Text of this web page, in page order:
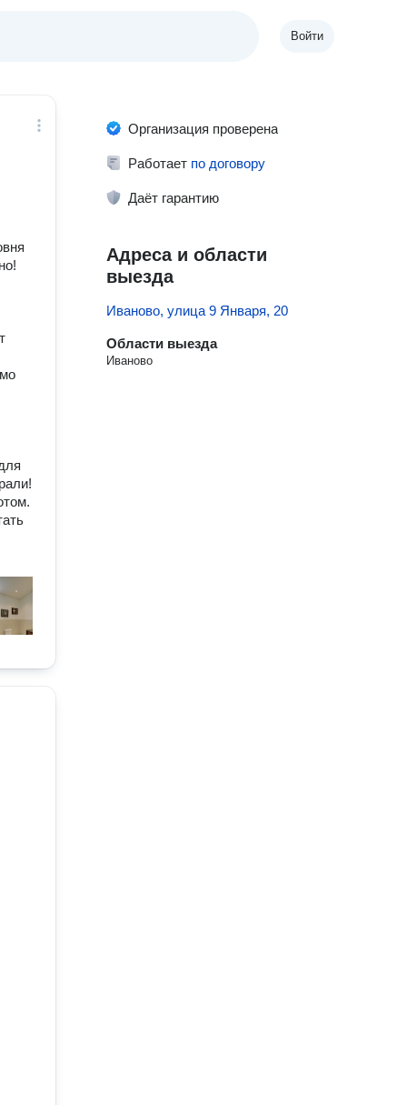
Войти
Организация проверена
Работает по договору
Даёт гарантию
Адреса и области
выезда
Иваново, улица 9 Января, 20
Области выезда
Иваново